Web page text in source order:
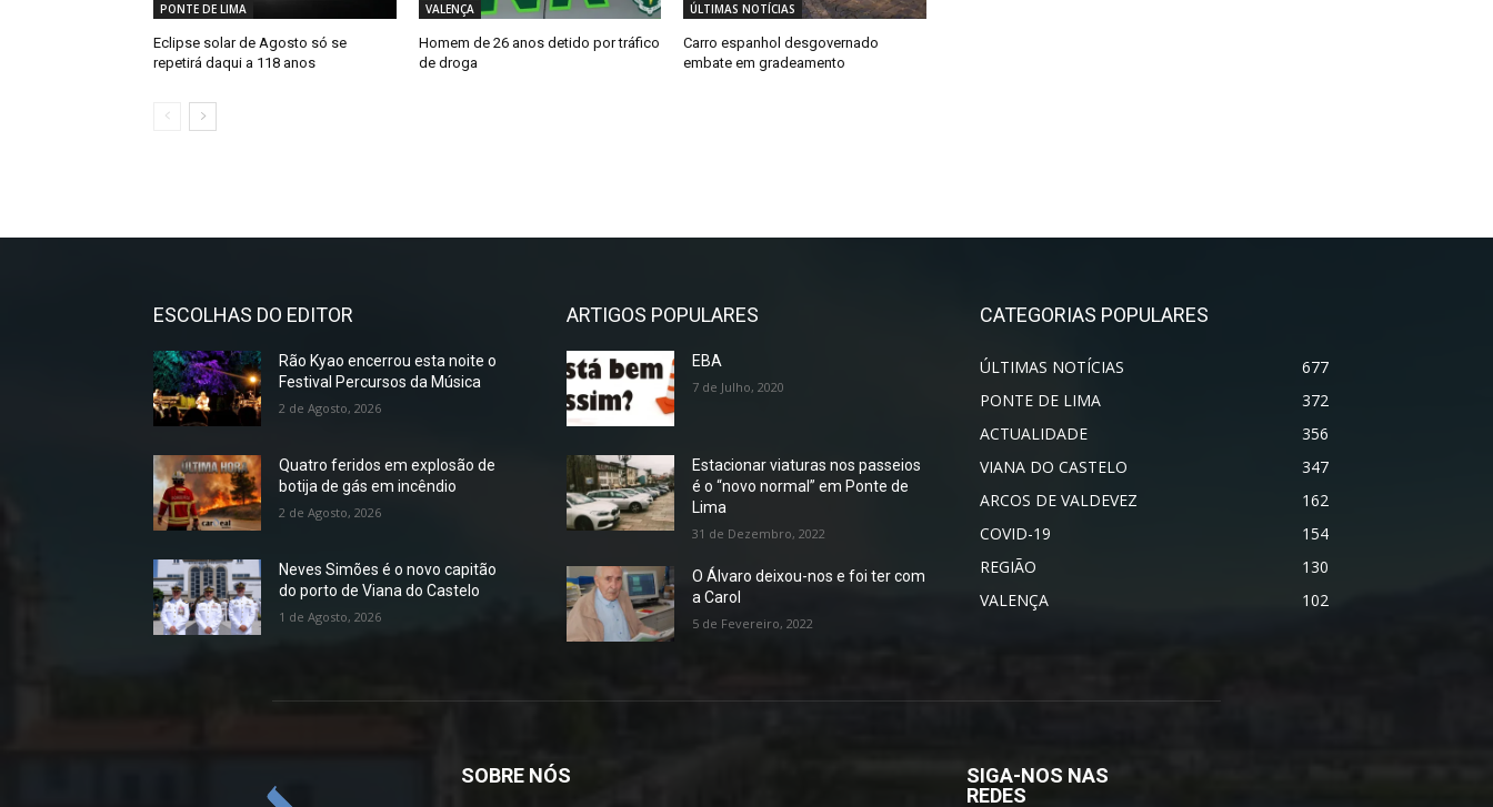
PONTE DE LIMA
Eclipse solar de Agosto só se
repetirá daqui a 118 anos
VALENÇA
Homem de 26 anos detido por tráfico
de droga
ÚLTIMAS NOTÍCIAS
Carro espanhol desgovernado
embate em gradeamento
ESCOLHAS DO EDITOR
Rão Kyao encerrou esta noite o
Festival Percursos da Música
2 de Agosto, 2026
Quatro feridos em explosão de
botija de gás em incêndio
2 de Agosto, 2026
Neves Simões é o novo capitão
do porto de Viana do Castelo
1 de Agosto, 2026
ARTIGOS POPULARES
EBA
7 de Julho, 2020
Estacionar viaturas nos passeios
é o “novo normal” em Ponte de
Lima
31 de Dezembro, 2022
O Álvaro deixou-nos e foi ter com
a Carol
5 de Fevereiro, 2022
CATEGORIAS POPULARES
ÚLTIMAS NOTÍCIAS
677
PONTE DE LIMA
372
ACTUALIDADE
356
VIANA DO CASTELO
347
ARCOS DE VALDEVEZ
162
COVID-19
154
REGIÃO
130
VALENÇA
102
SOBRE NÓS
SIGA-NOS NAS
REDES